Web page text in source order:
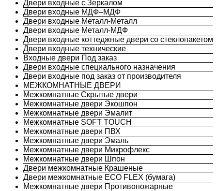
Двери входные с Зеркалом
Двери входные МДФ–МДФ
Двери входные Металл-Металл
Двери входные Металл-МДФ
Двери входные коттеджные двери со стеклопакетом
Двери входные технические
Входные двери Под заказ
Двери входные специального назначения
Двери входные под заказ от производителя
МЕЖКОМНАТНЫЕ ДВЕРИ
Межкомнатные Скрытые двери
Межкомнатные двери Экошпон
Межкомнатные двери Эмалит
Межкомнатные SOFT TOUCH
Межкомнатные двери ПВХ
Межкомнатные двери Эмаль
Межкомнатные двери Микрофлекс
Межкомнатные двери Шпон
Двери межкомнатные Крашеные
Двери межкомнатные ECO FLEX (бумага)
Межкомнатные двери Противопожарные